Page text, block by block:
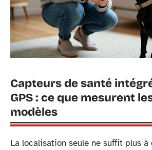
Capteurs de santé
GPS : ce que mesurent
modèles
La localisation seule ne suffit plus